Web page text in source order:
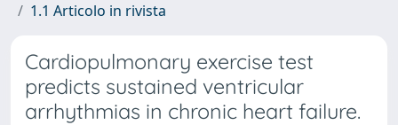
1.1 Articolo in rivista
Cardiopulmonary exercise test
predicts sustained ventricular
arrhythmias in chronic heart failure.